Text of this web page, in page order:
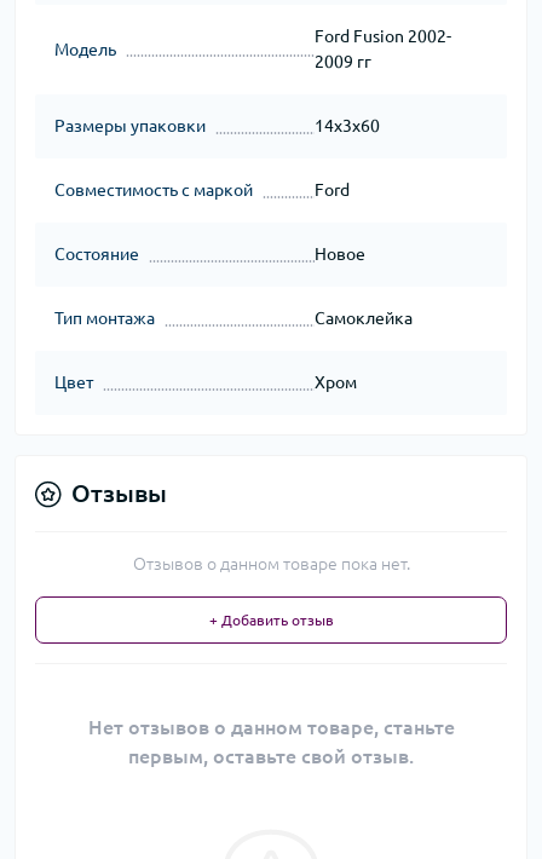
Модель
Ford Fusion 2002-
2009 гг
Размеры упаковки 14x3x60
Совместимость с маркой Ford
Состояние Новое
Тип монтажа Самоклейка
Цвет Хром
Отзывы
Отзывов о данном товаре пока нет.
+ Добавить отзыв
Нет отзывов о данном товаре, станьте
первым, оставьте свой отзыв.